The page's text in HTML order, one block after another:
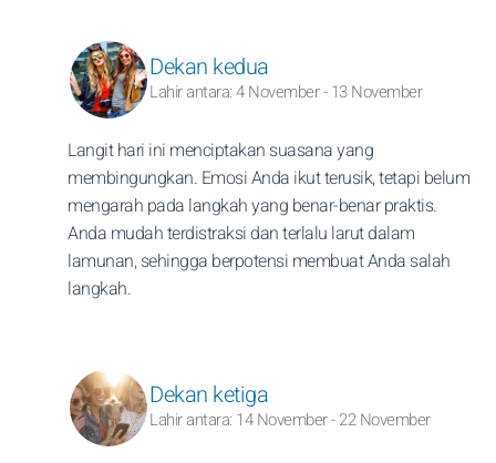
Dekan kedua
Lahir antara: 4 November - 13 November
Langit hari ini menciptakan suasana yang
membingungkan. Emosi Anda ikut terusik, tetapi belum
mengarah pada langkah yang benar-benar praktis.
Anda mudah terdistraksi dan terlalu larut dalam
lamunan, sehingga berpotensi membuat Anda salah
langkah.
Dekan ketiga
Lahir antara: 14 November - 22 November